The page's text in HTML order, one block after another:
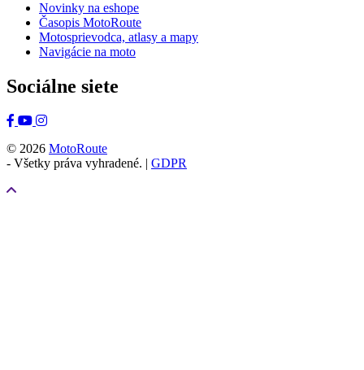
Novinky na eshope
Časopis MotoRoute
Motosprievodca, atlasy a mapy
Navigácie na moto
Sociálne siete
© 2026 MotoRoute
- Všetky práva vyhradené. | GDPR